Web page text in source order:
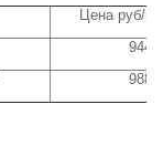
Цена руб/
9440
9880